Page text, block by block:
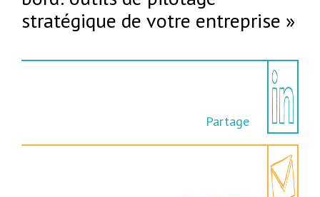
stratégique de votre entreprise »
Partage